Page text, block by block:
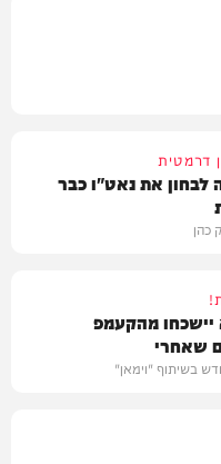
דרמטית
לבחון את נאט"ו כבר
כהן
יישכחו מהקעמפ
שאחרי
בשיתוף "וימאן"